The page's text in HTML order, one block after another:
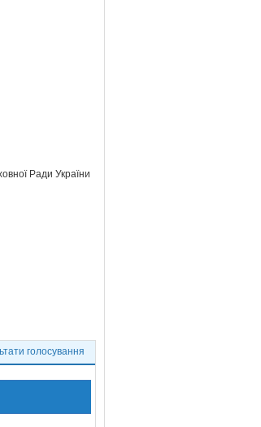
Ради України
голосування